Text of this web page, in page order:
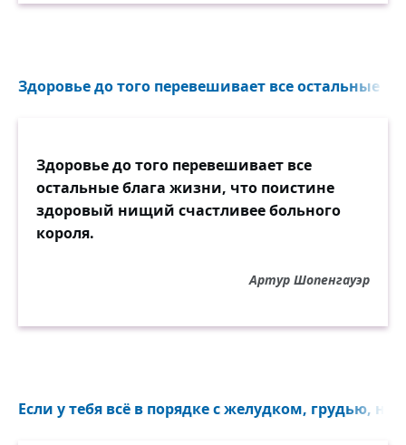
Здоровье до того перевешивает все остальные
Здоровье до того перевешивает все
остальные блага жизни, что поистине
здоровый нищий счастливее больного
короля.
Артур Шопенгауэр
Если у тебя всё в порядке с желудком, грудью,